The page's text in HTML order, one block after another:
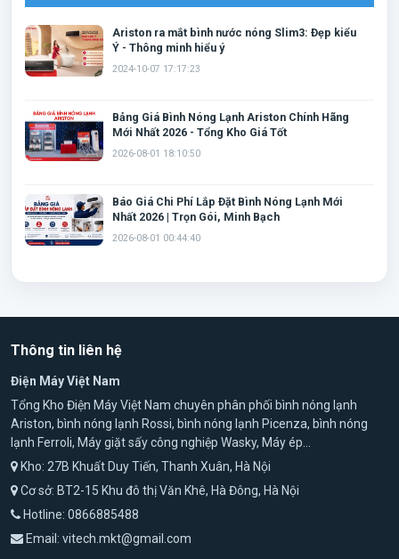
Ariston ra mắt bình nước nóng Slim3: Đẹp kiểu
Ý - Thông minh hiểu ý
2024-10-07 17:17:23
Bảng Giá Bình Nóng Lạnh Ariston Chính Hãng
Mới Nhất 2026 - Tổng Kho Giá Tốt
2026-08-01 18:10:50
Báo Giá Chi Phí Lắp Đặt Bình Nóng Lạnh Mới
Nhất 2026 | Trọn Gói, Minh Bạch
2026-08-01 00:44:40
Thông tin liên hệ
Điện Máy Việt Nam
Tổng Kho Điện Máy Việt Nam chuyên phân phối bình nóng lạnh
Ariston, bình nóng lạnh Rossi, bình nóng lạnh Picenza, bình nóng
lạnh Ferroli, Máy giặt sấy công nghiệp Wasky, Máy ép...
Kho: 27B Khuất Duy Tiến, Thanh Xuân, Hà Nội
Cơ sở: BT2-15 Khu đô thị Văn Khê, Hà Đông, Hà Nội
Hotline: 0866885488
Email: vitech.mkt@gmail.com